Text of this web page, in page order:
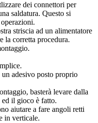
dei connettori per
saldatura. Questo si
striscia ad un alimentatore
la corretta procedura.
adesivo posto proprio
basterà levare dalla
ed il gioco è fatto.
aiutare a fare angoli retti
in verticale.